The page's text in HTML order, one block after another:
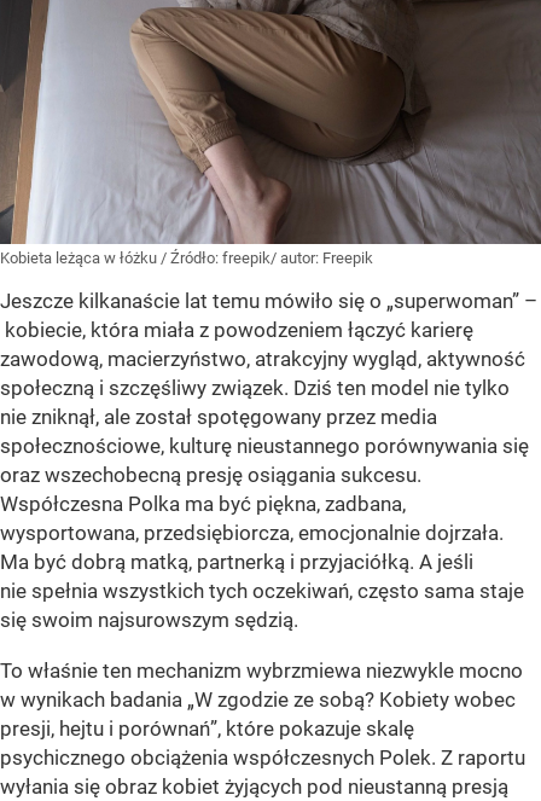
Kobieta leżąca w łóżku / Źródło: freepik/ autor: Freepik
Jeszcze kilkanaście lat temu mówiło się o „superwoman” –
kobiecie, która miała z powodzeniem łączyć karierę
zawodową, macierzyństwo, atrakcyjny wygląd, aktywność
społeczną i szczęśliwy związek. Dziś ten model nie tylko
nie zniknął, ale został spotęgowany przez media
społecznościowe, kulturę nieustannego porównywania się
oraz wszechobecną presję osiągania sukcesu.
Współczesna Polka ma być piękna, zadbana,
wysportowana, przedsiębiorcza, emocjonalnie dojrzała.
Ma być dobrą matką, partnerką i przyjaciółką. A jeśli
nie spełnia wszystkich tych oczekiwań, często sama staje
się swoim najsurowszym sędzią.
To właśnie ten mechanizm wybrzmiewa niezwykle mocno
w wynikach badania „W zgodzie ze sobą? Kobiety wobec
presji, hejtu i porównań”, które pokazuje skalę
psychicznego obciążenia współczesnych Polek. Z raportu
wyłania się obraz kobiet żyjących pod nieustanną presją